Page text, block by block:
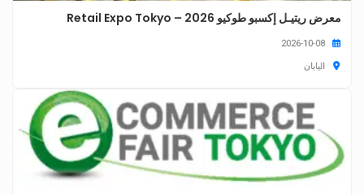
معرض ريتيـل إكسبو طوكيو 2026 – Retail Expo Tokyo
اليابان